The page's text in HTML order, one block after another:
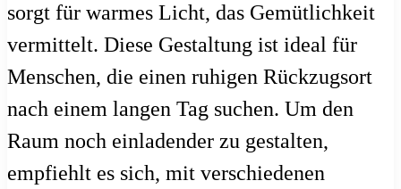
sorgt für warmes Licht, das Gemütlichkeit
vermittelt. Diese Gestaltung ist ideal für
Menschen, die einen ruhigen Rückzugsort
nach einem langen Tag suchen. Um den
Raum noch einladender zu gestalten,
empfiehlt es sich, mit verschiedenen